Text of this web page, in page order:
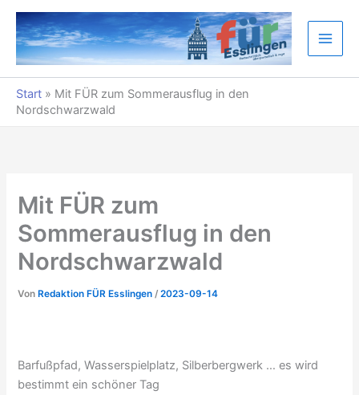
Zum
Inhalt
springen
Start » Mit FÜR zum Sommerausflug in den
Nordschwarzwald
Mit FÜR zum
Sommerausflug in den
Nordschwarzwald
Von Redaktion FÜR Esslingen/2023-09-14
Barfußpfad, Wasserspielplatz, Silberbergwerk … es wird
bestimmt ein schöner Tag